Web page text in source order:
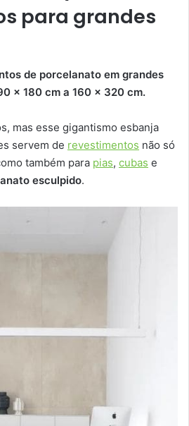
para grandes
de porcelanato em grandes
x 180 cm a 160 x 320 cm.
mas esse gigantismo esbanja
servem de revestimentos não só
também para pias, cubas e
esculpido.